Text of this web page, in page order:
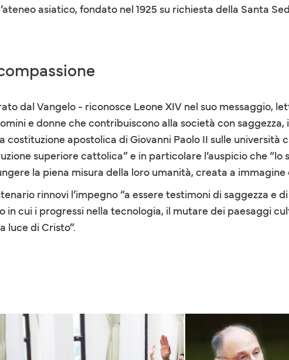
asiatico, fondato nel 1925 su richiesta della Santa
dal Vangelo - riconosce Leone XIV nel suo messaggio,
e donne che contribuiscono alla società con saggezza,
costituzione apostolica di Giovanni Paolo II sulle università
superiore cattolica” e in particolare l’auspicio che
la piena misura della loro umanità, creata a immagine
rinnovi l’impegno “a essere testimoni di saggezza e
cui i progressi nella tecnologia, il mutare dei paesaggi
luce di Cristo”.